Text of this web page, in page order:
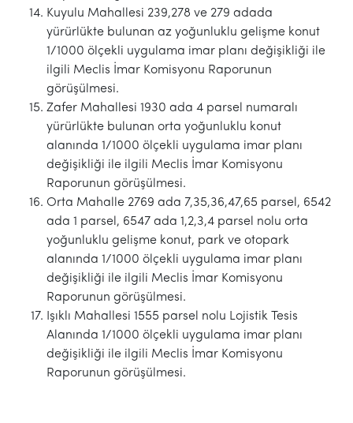
Kuyulu Mahallesi 239,278 ve 279 adada
yürürlükte bulunan az yoğunluklu gelişme konut
1/1000 ölçekli uygulama imar planı değişikliği ile
ilgili Meclis İmar Komisyonu Raporunun
görüşülmesi.
Zafer Mahallesi 1930 ada 4 parsel numaralı
yürürlükte bulunan orta yoğunluklu konut
alanında 1/1000 ölçekli uygulama imar planı
değişikliği ile ilgili Meclis İmar Komisyonu
Raporunun görüşülmesi.
Orta Mahalle 2769 ada 7,35,36,47,65 parsel, 6542
ada 1 parsel, 6547 ada 1,2,3,4 parsel nolu orta
yoğunluklu gelişme konut, park ve otopark
alanında 1/1000 ölçekli uygulama imar planı
değişikliği ile ilgili Meclis İmar Komisyonu
Raporunun görüşülmesi.
Işıklı Mahallesi 1555 parsel nolu Lojistik Tesis
Alanında 1/1000 ölçekli uygulama imar planı
değişikliği ile ilgili Meclis İmar Komisyonu
Raporunun görüşülmesi.